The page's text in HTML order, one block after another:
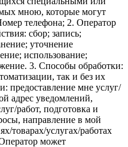
мною, которые могут
телефона; 2. Оператор
сбор; запись;
уточнение
использование;
3. Способы обработки:
так и без их
предоставление мне услуг/
адрес уведомлений,
работ, подготовка и
направление в мой
товарах/услугах/работах
может